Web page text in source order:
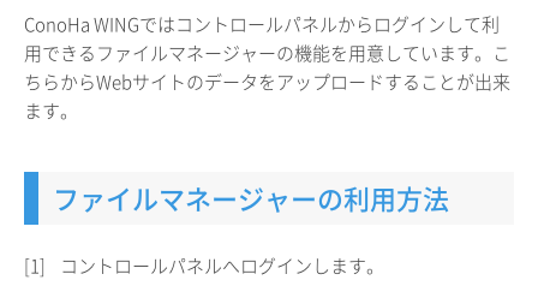
ConoHa WINGではコントロールパネルからログインして利
用できるファイルマネージャーの機能を用意しています。こ
ちらからWebサイトのデータをアップロードすることが出来
ます。
ファイルマネージャーの利用方法
[1] コントロールパネルへログインします。